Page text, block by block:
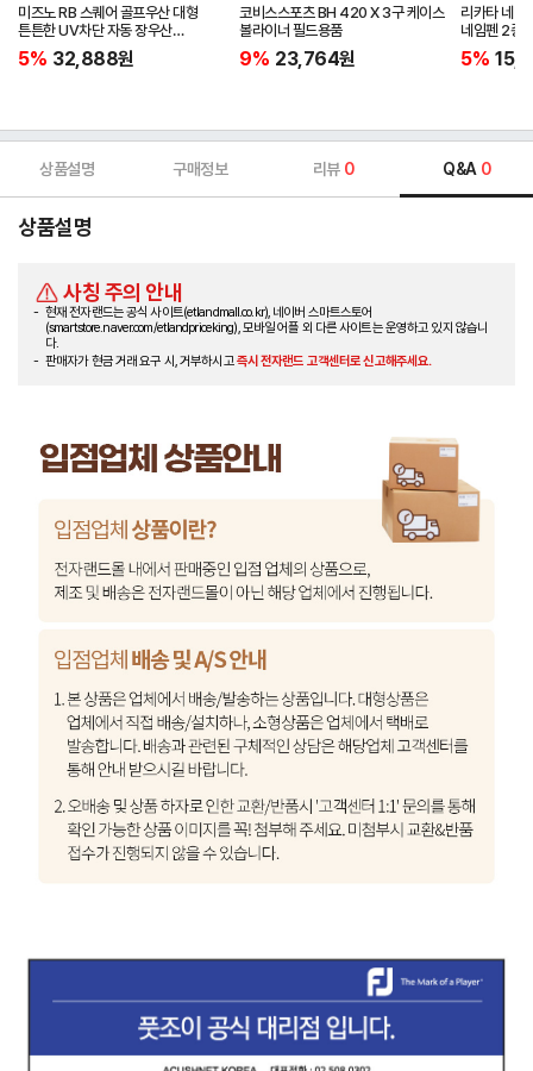
미즈노 RB 스퀘어 골프우산 대형
튼튼한 UV차단 자동 장우산
5LKY22100
5% 32,888원
코비스스포츠 BH 420 X 3구 케이스
볼라이너 필드용품
9% 23,764원
리카타 네비
네임펜 2종
5%
상품설명 구매정보 리뷰 0 Q&A 0
상품설명
사칭 주의 안내
현재 전자랜드는 공식 사이트(etlandmall.co.kr), 네이버 스마트스토어
(smartstore.naver.com/etlandpriceking), 모바일 어플 외 다른 사이트는 운영하고 있지 않습니
다.
판매자가 현금 거래 요구 시, 거부하시고즉시 전자랜드 고객센터로 신고해주세요.